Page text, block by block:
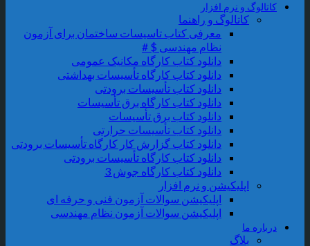
و نرم افزار
کاتالوگ و راهنما
معرفی کتاب تاسیسات ساختمان برای آزمون
نظام مهندسی $ #
دانلود کتاب کارگاه مکانیک عمومی
دانلود کتاب کارگاه تأسیسات بهداشتی
دانلود کتاب تأسیسات برودتی
دانلود کتاب کارگاه برق تأسیسات
دانلود کتاب برق تأسیسات
دانلود کتاب تأسیسات حرارتی
دانلود کتاب گزارش کار کارگاه تأسیسات برودتی
دانلود کتاب کارگاه تأسیسات برودتی
دانلود کتاب کارگاه جوش 3
اپلیکیشن و نرم افزار
اپلیکیشن سوالات آزمون فنی و حرفه ای
اپلیکیشن سوالات آزمون نظام مهندسی
ما